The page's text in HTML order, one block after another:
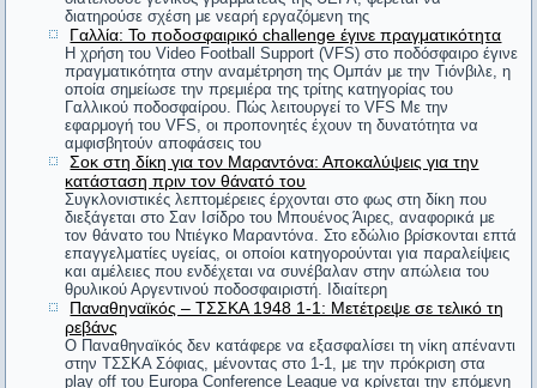
Ό,τι σπείρεις θα θερίσεις.
Πράξεις Αποστόλων
Δημοσιογράφος είναι αυτός που, εκ των υστέρων, ξέρει τα
πάντα εκ των προτέρων.
Karl Kraus
H αποταμίευση είναι πολύ ωραίο πράγμα. Ειδικά όταν οι
γονείς σου το έχουν κάνει για σένα.
Winston Churchill
Κι όμως κινείται!
Γαλιλαίος (εννοώντας τη γη)
φθείρεις την κόρην».
#6. Επαινούσαν μερικοί μπροστά στον Άγη τους
Ηλείους, γιατί ήταν πολύ δίκαιοι κριτές στους
Ολυμπιακούς αγώνες. Ο Άγης ρώτησε με απορία:
«Και είναι τόσο σπουδαίο το ότι οι Ηλείοι μια
φορά στα τέσσερα χρόνια γίνονται δίκαιοι;»
#7. Ένας πατέρας ζήτησε από τον Αρίστιππο να
διδάξει τον γιο του. Ο φιλόσοφος ζήτησε αμοιβή
διατηρούσε σχέση με νεαρή εργαζόμενη της
Γαλλία: Το ποδοσφαιρικό challenge έγινε πραγματικότητα
Η χρήση του Video Football Support (VFS) στο ποδόσφαιρο έγινε
πραγματικότητα στην αναμέτρηση της Ομπάν με την Τιόνβιλε, η
οποία σημείωσε την πρεμιέρα της τρίτης κατηγορίας του
Γαλλικού ποδοσφαίρου. Πώς λειτουργεί το VFS Με την
εφαρμογή του VFS, οι προπονητές έχουν τη δυνατότητα να
αμφισβητούν αποφάσεις του
Σοκ στη δίκη για τον Μαραντόνα: Αποκαλύψεις για την
κατάσταση πριν τον θάνατό του
Συγκλονιστικές λεπτομέρειες έρχονται στο φως στη δίκη που
διεξάγεται στο Σαν Ισίδρο του Μπουένος Άιρες, αναφορικά με
τον θάνατο του Ντιέγκο Μαραντόνα. Στο εδώλιο βρίσκονται επτά
επαγγελματίες υγείας, οι οποίοι κατηγορούνται για παραλείψεις
και αμέλειες που ενδέχεται να συνέβαλαν στην απώλεια του
θρυλικού Αργεντινού ποδοσφαιριστή. Ιδιαίτερη
Παναθηναϊκός – ΤΣΣΚΑ 1948 1-1: Μετέτρεψε σε τελικό τη
ρεβάνς
Ο Παναθηναϊκός δεν κατάφερε να εξασφαλίσει τη νίκη απέναντι
στην ΤΣΣΚΑ Σόφιας, μένοντας στο 1-1, με την πρόκριση στα
play off του Europa Conference League να κρίνεται την επόμενη